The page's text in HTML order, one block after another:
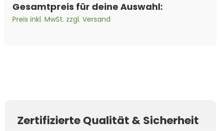
Gesamtpreis für deine Auswahl:
Preis inkl. MwSt. zzgl. Versand
Zertifizierte Qualität & Sicherheit